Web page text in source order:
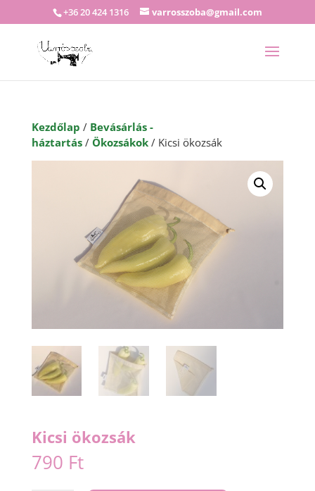
+36 20 424 1316 varrosszoba@gmail.com
Kezdőlap / Bevásárlás -
háztartás/ Ökozsákok/ Kicsi ökozsák
Kicsi ökozsák
790 Ft